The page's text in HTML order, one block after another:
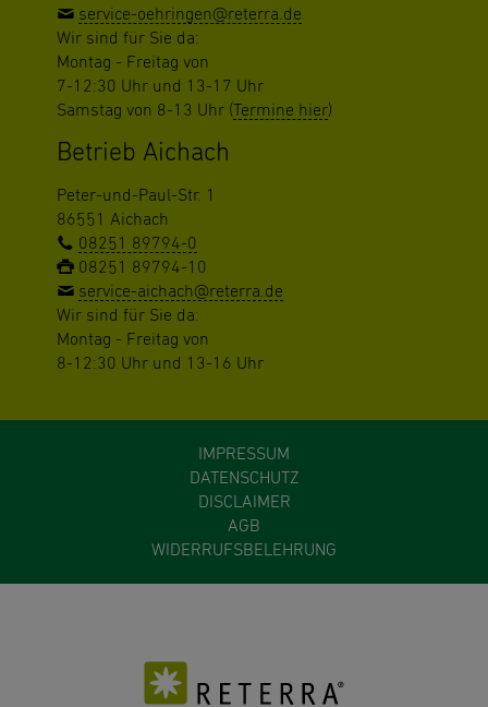
service-oehringen@reterra.de
Wir sind für Sie da:
Montag - Freitag von
7-12:30 Uhr und 13-17 Uhr
Samstag von 8-13 Uhr (Termine hier)
Betrieb Aichach
Peter-und-Paul-Str. 1
86551 Aichach
08251 89794-0
08251 89794-10
service-aichach@reterra.de
Wir sind für Sie da:
Montag - Freitag von
8-12:30 Uhr und 13-16 Uhr
IMPRESSUM
DATENSCHUTZ
DISCLAIMER
AGB
WIDERRUFSBELEHRUNG